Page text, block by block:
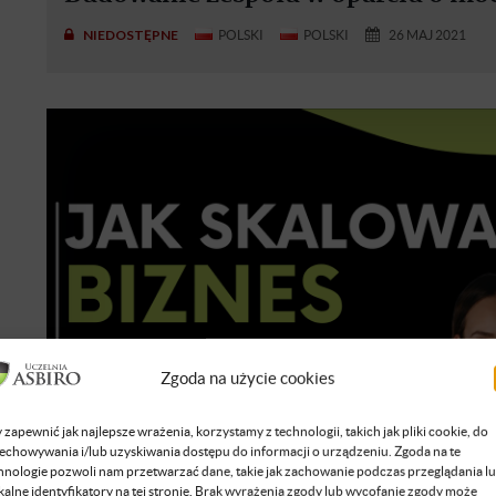
Zgoda na użycie cookies
zapewnić jak najlepsze wrażenia, korzystamy z technologii, takich jak pliki cookie, do
i/lub uzyskiwania dostępu do informacji o urządzeniu. Zgoda na te
pozwoli nam przetwarzać dane, takie jak zachowanie podczas przeglądania
identyfikatory na tej stronie. Brak wyrażenia zgody lub wycofanie zgody może
NIEDOSTĘPNE POLSKI POLSKI 26 MAJ 2021